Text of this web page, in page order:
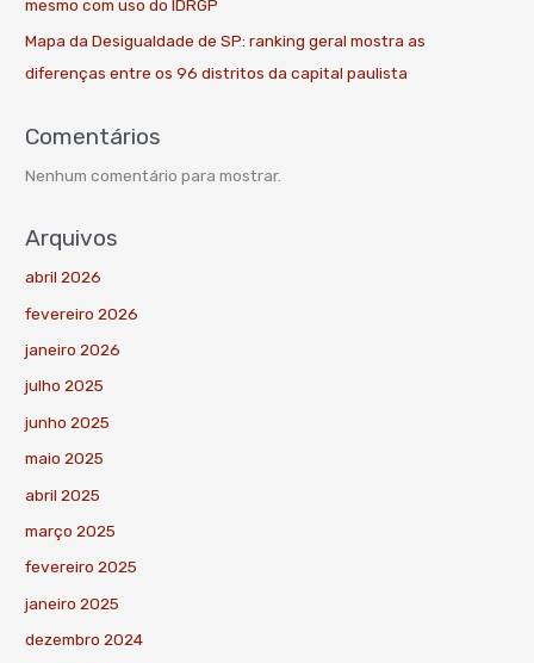
mesmo com uso do IDRGP
Mapa da Desigualdade de SP: ranking geral mostra as
diferenças entre os 96 distritos da capital paulista
Comentários
Nenhum comentário para mostrar.
Arquivos
abril 2026
fevereiro 2026
janeiro 2026
julho 2025
junho 2025
maio 2025
abril 2025
março 2025
fevereiro 2025
janeiro 2025
dezembro 2024